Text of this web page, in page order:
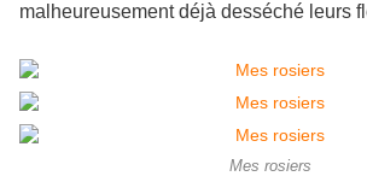
malheureusement déjà desséché leurs
Mes rosiers